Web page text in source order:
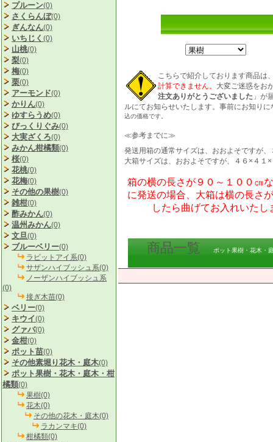
プルーン(0)
さくらんぼ(0)
ぎんなん(0)
いちじく (0)
山桃(0)
梨(0)
梅(0)
栗(0)
アーモンド(0)
かりん(0)
ゆすらうめ(0)
びっくりぐみ(0)
大実ざくろ(0)
みかん柑橘類(0)
桜(0)
花桃(0)
花梅(0)
その他の果樹(0)
雑柑(0)
酢みかん(0)
温州みかん(0)
文旦(0)
ブルーベリー(0)
ラビットアイ系(0)
サザンハイブッシュ系(0)
ノーザンハイブッシュ系
(0)
接ぎ木苗(0)
ベリー(0)
キウイ(0)
グァバ(0)
金柑(0)
ポット苗(0)
その他素堀り花木・庭木(0)
ポット果樹・花木・庭木・柑
橘類(0)
果樹(0)
花木(0)
その他の花木・庭木(0)
ラカンマキ(0)
柑橘類(0)
こちらで紹介しております商品は
計算できません。 大変ご迷惑をお
注文ありがとうございました 」が
ルにてお知らせいたします。事前にお知り
込の価格です。
≪参考までに≫
発送用箱の通常サイズは、おおよそですが
大箱サイズは、おおよそですが、４６×４
箱の横の長さが９０～１００㎝
に発送の場合、大箱は横の長さ
したら曲げてお入れいた
商品一覧 ポット果樹・花木・